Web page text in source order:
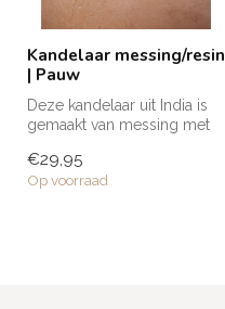
Kandelaar messing/resin
| Pauw
Deze kandelaar uit India is
gemaakt van messing met
bij...
€29,95
Op voorraad